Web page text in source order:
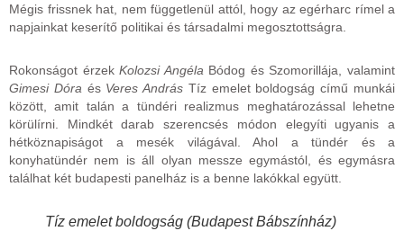
Mégis frissnek hat, nem függetlenül attól, hogy az egérharc rímel a
napjainkat keserítő politikai és társadalmi megosztottságra.
Rokonságot érzekKolozsi Angéla Bódog és Szomorillája, valamint
Gimesi Dóra és Veres András Tíz emelet boldogság című munkái
között, amit talán a tündéri realizmus meghatározással lehetne
körülírni. Mindkét darab szerencsés módon elegyíti ugyanis a
hétköznapiságot a mesék világával. Ahol a tündér és a
konyhatündér nem is áll olyan messze egymástól, és egymásra
találhat két budapesti panelház is a benne lakókkal együtt.
Tíz emelet boldogság (Budapest Bábszínház)